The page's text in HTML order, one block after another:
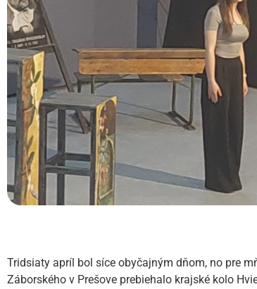
Tridsiaty apríl bol síce obyčajným dňom, no pre
Záborského v Prešove prebiehalo krajské kolo